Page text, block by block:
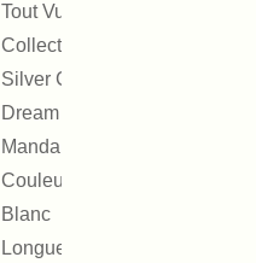
Tout Vu
Collection :
Silver Candle
Dream
Mandala
Couleur :
Blanc
Longueur